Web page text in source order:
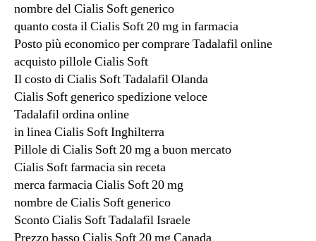
nombre del Cialis Soft generico
quanto costa il Cialis Soft 20 mg in farmacia
Posto più economico per comprare Tadalafil online
acquisto pillole Cialis Soft
Il costo di Cialis Soft Tadalafil Olanda
Cialis Soft generico spedizione veloce
Tadalafil ordina online
in linea Cialis Soft Inghilterra
Pillole di Cialis Soft 20 mg a buon mercato
Cialis Soft farmacia sin receta
merca farmacia Cialis Soft 20 mg
nombre de Cialis Soft generico
Sconto Cialis Soft Tadalafil Israele